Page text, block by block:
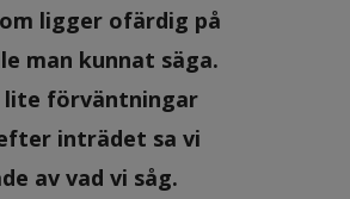
ligger ofärdig på
man kunnat säga.
lite förväntningar
inträdet sa vi
av vad vi såg.